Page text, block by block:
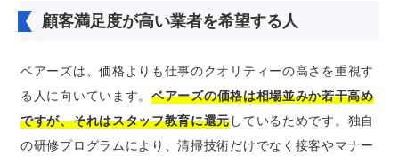
顧客満足度が高い業者を希望する人
ベアーズは、価格よりも仕事のクオリティーの高さを重視す
る人に向いています。 ベアーズの価格は相場並みか若干高め
ですが、それはスタッフ教育に還元しているためです。独自
の研修プログラムにより、清掃技術だけでなく接客やマナー